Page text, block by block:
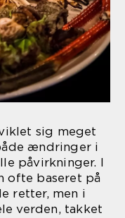
sig meget
ændringer i
påvirkninger. I
ofte baseret på
retter, men i
verden, takket